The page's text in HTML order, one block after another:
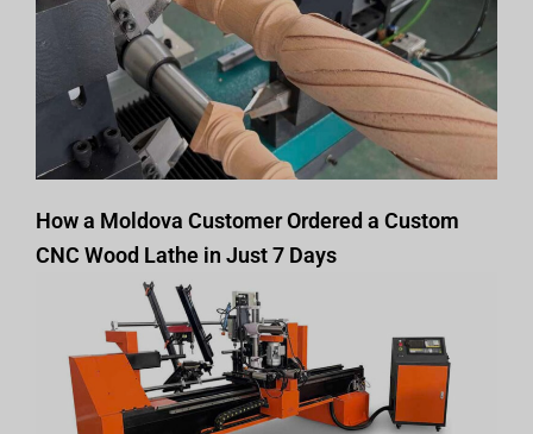
How a Moldova Customer Ordered a Custom
CNC Wood Lathe in Just 7 Days